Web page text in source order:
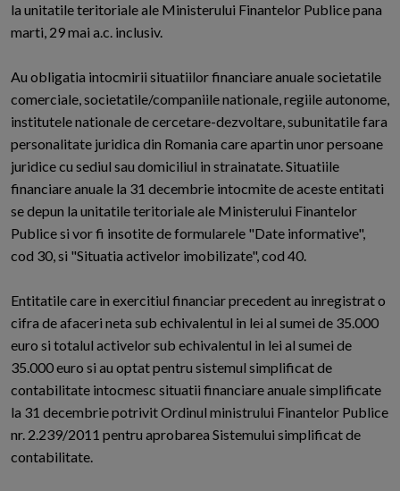
la unitatile teritoriale ale Ministerului Finantelor Publice pana
marti, 29 mai a.c. inclusiv.
Au obligatia intocmirii situatiilor financiare anuale societatile
comerciale, societatile/companiile nationale, regiile autonome,
institutele nationale de cercetare-dezvoltare, subunitatile fara
personalitate juridica din Romania care apartin unor persoane
juridice cu sediul sau domiciliul in strainatate. Situatiile
financiare anuale la 31 decembrie intocmite de aceste entitati
se depun la unitatile teritoriale ale Ministerului Finantelor
Publice si vor fi insotite de formularele "Date informative",
cod 30, si "Situatia activelor imobilizate", cod 40.
Entitatile care in exercitiul financiar precedent au inregistrat o
cifra de afaceri neta sub echivalentul in lei al sumei de 35.000
euro si totalul activelor sub echivalentul in lei al sumei de
35.000 euro si au optat pentru sistemul simplificat de
contabilitate intocmesc situatii financiare anuale simplificate
la 31 decembrie potrivit Ordinul ministrului Finantelor Publice
nr. 2.239/2011 pentru aprobarea Sistemului simplificat de
contabilitate.